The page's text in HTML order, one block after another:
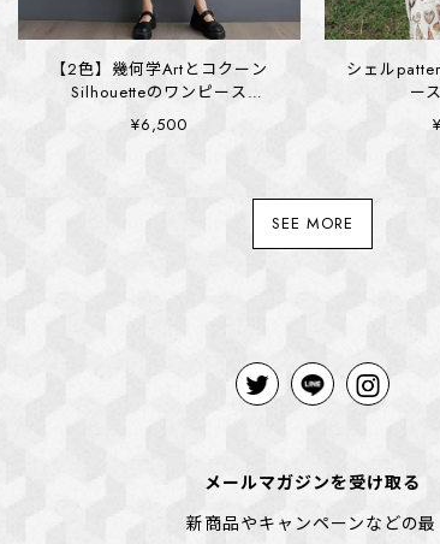
【2色】幾何学Artとコクーン
Silhouetteのワンピース
(kai1384)
¥6,500
シェル
ー
SEE MORE
メールマガジンを受け取る
新商品やキャンペーンなどの最